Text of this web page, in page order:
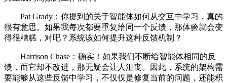
Pat Grady：你提到的关于智能体如何从交互中学习，真的
很有意思。如果我每次都要重复给同一个反馈，那体验就会变
得很糟糕，对吧？系统该如何提升这种反馈机制？
Harrison Chase：确实！如果我们不断给智能体相同的反
馈，而它却不改进，那无疑会让人沮丧。因此，系统的架构需
要能够从这些反馈中学习，不仅仅是修复当前的问题，还能积